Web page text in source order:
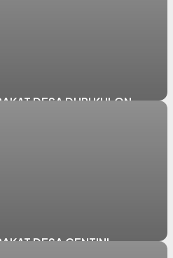
DESA DURI KULON
DESA CENTINI